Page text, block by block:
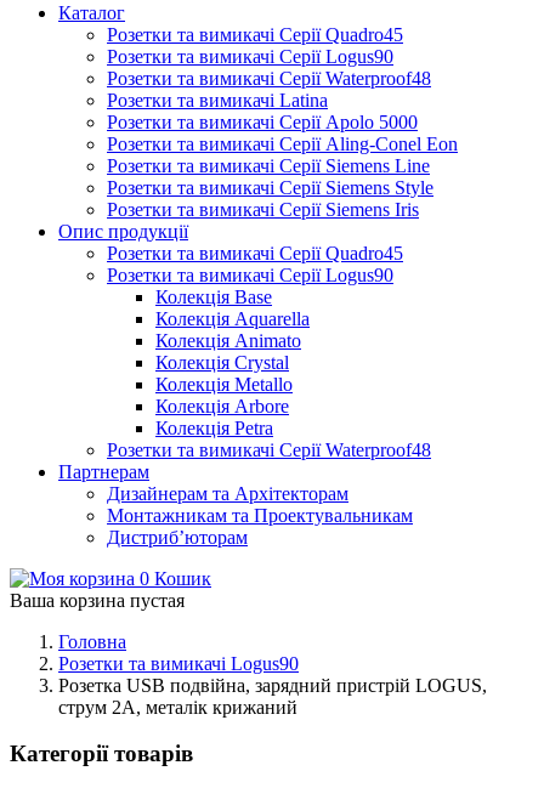
Каталог
Розетки та вимикачі Серії Quadro45
Розетки та вимикачі Серії Logus90
Розетки та вимикачі Серії Waterproof48
Розетки та вимикачі Latina
Розетки та вимикачі Серії Apolo 5000
Розетки та вимикачі Серії Aling-Conel Eon
Розетки та вимикачі Серії Siemens Line
Розетки та вимикачі Серії Siemens Style
Розетки та вимикачі Серії Siemens Iris
Опис продукції
Розетки та вимикачі Серії Quadro45
Розетки та вимикачі Серії Logus90
Колекція Base
Колекція Aquarella
Колекція Animato
Колекція Crystal
Колекція Metallo
Колекція Arbore
Колекція Petra
Розетки та вимикачі Серії Waterproof48
Партнерам
Дизайнерам та Архітекторам
Монтажникам та Проектувальникам
Дистриб’юторам
0 Кошик
Ваша корзина пустая
Головна
Розетки та вимикачі Logus90
Розетка USB подвійна, зарядний пристрій LOGUS,
струм 2А, металік крижаний
Категорії товарів